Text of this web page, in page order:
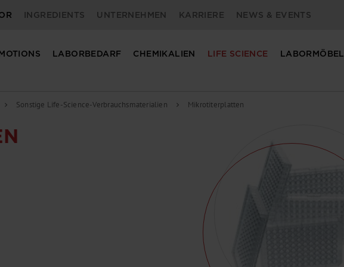
INGREDIENTS UNTERNEHMEN KARRIERE NEWS & EVENTS
LABORBEDARF CHEMIKALIEN LIFE SCIENCE LABORMÖBEL
chevron_right Sonstige Life-Science-Verbrauchsmaterialien chevron_right Mikrotiterplatten